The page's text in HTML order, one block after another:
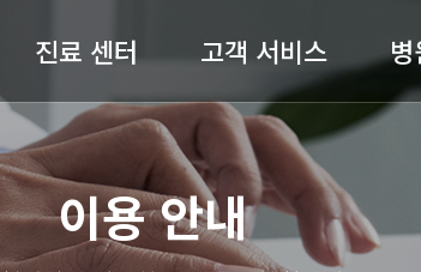
진료 센터
척추센터
관절센터
비수술센터
고객 서비스
공지사항
전문의 상담
온라인예약
병
이용 안내